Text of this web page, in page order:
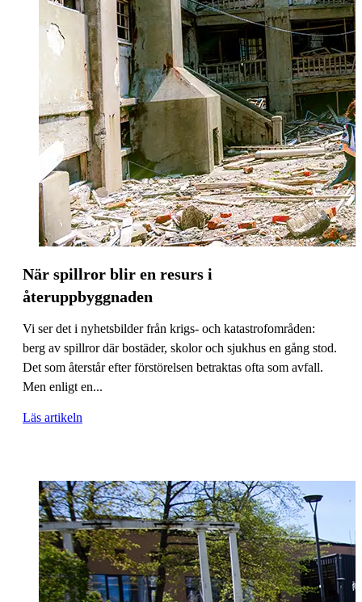
När spillror blir en resurs i
återuppbyggnaden
Vi ser det i nyhetsbilder från krigs- och katastrofområden:
berg av spillror där bostäder, skolor och sjukhus en gång stod.
Det som återstår efter förstörelsen betraktas ofta som avfall.
Men enligt en...
Läs artikeln